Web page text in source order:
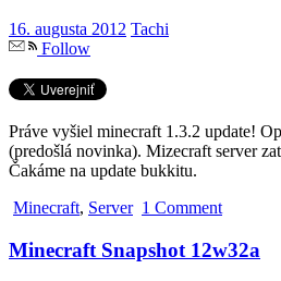
16. augusta 2012 Tachi
Follow
Práve vyšiel minecraft 1.3.2 update!
(predošlá novinka). Mizecraft server
Čakáme na update bukkitu.
Minecraft, Server 1 Comment
Minecraft Snapshot 12w32a